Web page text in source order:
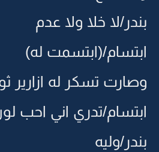
بندر/لا خلا ولا عدم
ابتسام/(ابتسمت له)
وصارت تسكر له ازارير
ابتسام/تدري اني احب
بندر/وليه